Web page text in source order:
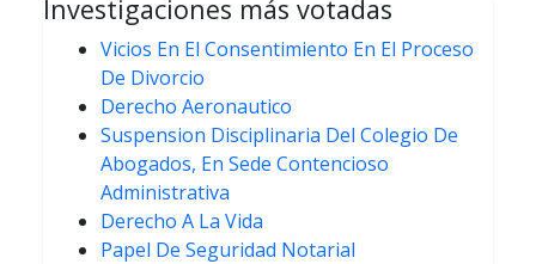
Investigaciones más votadas
Vicios En El Consentimiento En El Proceso
De Divorcio
Derecho Aeronautico
Suspension Disciplinaria Del Colegio De
Abogados, En Sede Contencioso
Administrativa
Derecho A La Vida
Papel De Seguridad Notarial